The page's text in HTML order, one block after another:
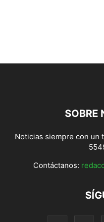
SOBRE
Noticias siempre con un
Contáctanos: